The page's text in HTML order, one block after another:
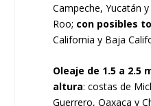
Campeche, Yucatán
Roo; con posibles
California y Baja
Oleaje de 1.5 a 2.5
altura: costas de
Guerrero, Oaxaca y